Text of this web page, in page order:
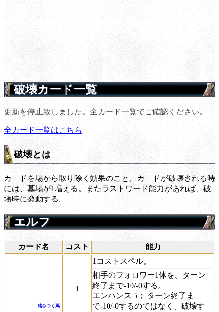
破壊カード一覧
更新を停止致しました。全カード一覧でご確認ください。
全カード一覧はこちら
破壊とは
カードを場から取り除く効果のこと。カードが破壊される時
には、墓場が1増える。またラストワード能力があれば、破
壊時に発動する。
エルフ
カード名 コスト 能力
絡みつく蔦
1
1コストスペル。
相手のフォロワー1体を、ターン
終了まで-10/-0する。
エンハンス 5；
ターン終了ま
で-10/-0するのではなく、破壊す